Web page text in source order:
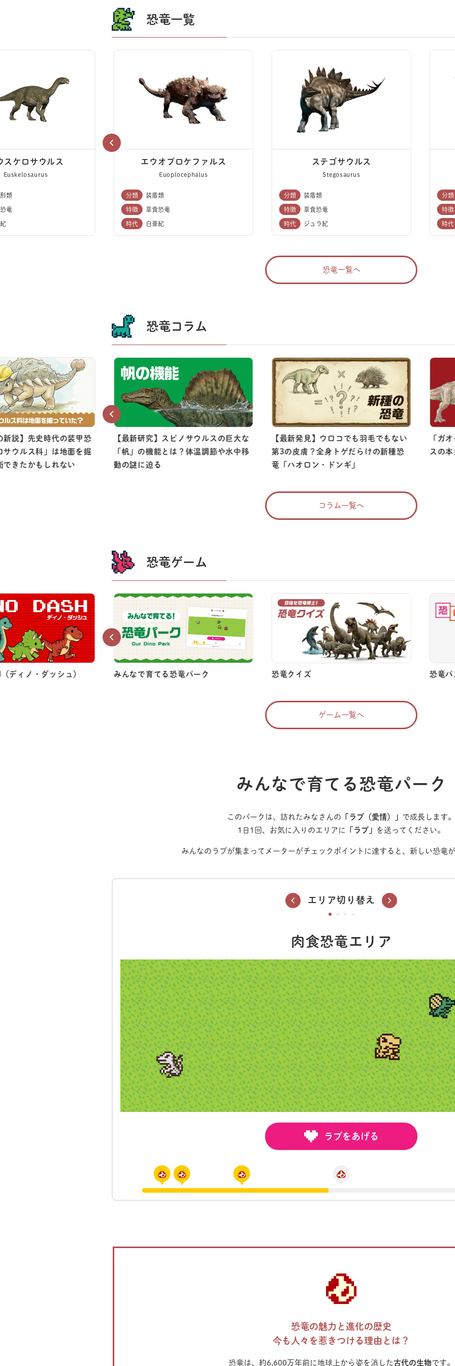
恐竜一覧
スケロサウルス
Euskelosaurus
類
竜
エウオプロケファルス
Euoplocephalus
分類 装盾類
特徴 草食恐竜
時代 白亜紀
ステゴサウルス
Stegosaurus
分類 装盾類
特徴 草食恐竜
時代 ジュラ紀
分類
特徴
時代
恐竜一覧へ
恐竜コラム
新説】先史時代の装甲恐
サウルス科」は地面を掘
できたかもしれない
【最新研究】スピノサウルスの巨大な
「帆」の機能とは？体温調節や水中移
動の謎に迫る
【最新発見】ウロコでも羽毛でもない
第3の皮膚？全身トゲだらけの新種恐
竜「ハオロン・ドンギ」
「ガ
スの
コラム一覧へ
恐竜ゲーム
ディノ・ダッシュ） みんなで育てる恐竜パーク 恐竜クイズ 恐竜パ
ゲーム一覧へ
みんなで育てる 恐竜パーク
このパークは、訪れたみなさんの 「ラブ（愛情）」 で成長します。
1日1回、お気に入りのエリアに
「ラブ」 を送ってください。
みんなのラブが集まってメーターがチェックポイントに達すると、新しい恐竜
エリア切り替え
肉食恐竜エリア
ラブをあげる
恐竜の魅力と進化の歴史
今も人々を惹きつける理由とは？
恐竜は、約6,600万年前に地球上から姿を消した古代の生物です。